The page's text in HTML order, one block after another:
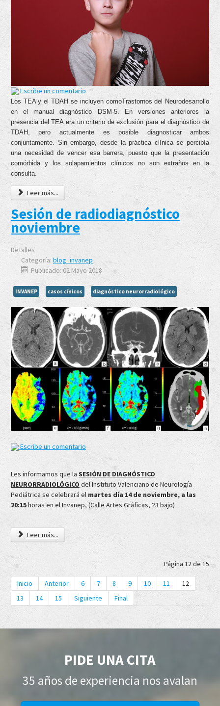
Escribe un comentario
Los TEA y el TDAH se incluyen comoTrastornos del Neurodesarrollo
en el manual diagnóstico DSM-5. En versiones anteriores la
presencia del TEA era un criterio de exclusión para el diagnóstico de
TDAH, pero actualmente es posible diagnosticar ambos
conjuntamente. Sin embargo, desde la práctica clínica se percibía
una necesidad de vencer esa barrera, puesto que la presentación
comórbida y los solapamientos clínicos no son extraños en la
consulta.
Leer más...
Sesión de radiodiagnóstico
noviembre
Detalles
Categoría: blog_invanep
Publicado: 02 Mayo 2018
INVANEP casos cínicos diagnóstico neurorradiológico
Escribe un comentario
Les informamos que la SESIÓN DE DIAGNÓSTICO
NEURORRADIOLÓGICO del Instituto Valenciano de Neurología
Pediátrica se celebrará el martes día 14 de noviembre, a las
20:15horas en el Invanep, (Calle Artes Gráficas, 23 bajo)
Leer más...
Página 12 de 15
Inicio Anterior 6 7 8 9 10 11
12
13
14 15 Siguiente Final
PIDE UNA CITA
35 años de experiencia nos avalan